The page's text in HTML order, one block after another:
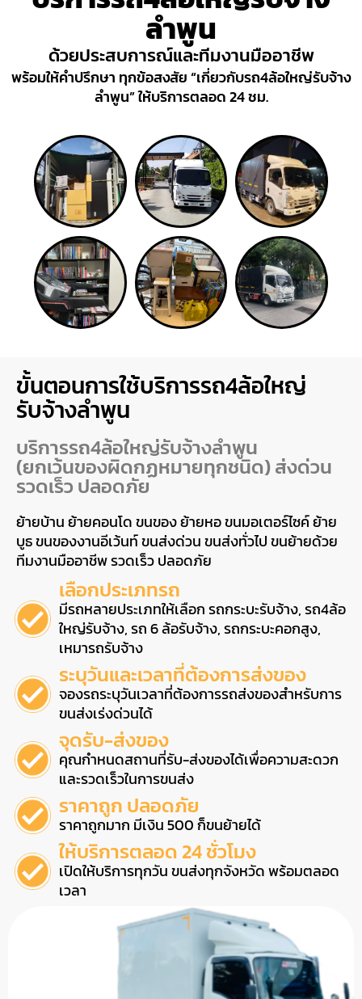
ลำพูน
ด้วยประสบการณ์และทีมงานมืออาชีพ
พร้อมให้คำปรึกษา ทุกข้อสงสัย “เกี่ยวกับรถ4ล้อใหญ่รับจ้าง
ลำพูน” ให้บริการตลอด 24 ชม.
ขั้นตอนการใช้บริการรถ4ล้อใหญ่
รับจ้างลำพูน
บริการรถ4ล้อใหญ่รับจ้างลำพูน
(ยกเว้นของผิดกฏหมายทุกชนิด) ส่งด่วน
รวดเร็ว ปลอดภัย
ย้ายบ้าน ย้ายคอนโด ขนของ ย้ายหอ ขนมอเตอร์ไซค์ ย้าย
บูธ ขนของงานอีเว้นท์ ขนส่งด่วน ขนส่งทั่วไป ขนย้ายด้วย
ทีมงานมืออาชีพ รวดเร็ว ปลอดภัย
เลือกประเภทรถ
มีรถหลายประเภทให้เลือก รถกระบะรับจ้าง, รถ4ล้อ
ใหญ่รับจ้าง, รถ 6 ล้อรับจ้าง, รถกระบะคอกสูง,
เหมารถรับจ้าง
ระบุวันและเวลาที่ต้องการส่งของ
จองรถระบุวันเวลาที่ต้องการรถส่งของสำหรับการ
ขนส่งเร่งด่วนได้
จุดรับ-ส่งของ
คุณกำหนดสถานที่รับ-ส่งของได้เพื่อความสะดวก
และรวดเร็วในการขนส่ง
ราคาถูก ปลอดภัย
ราคาถูกมาก มีเงิน 500 ก็ขนย้ายได้
ให้บริการตลอด 24 ชั่วโมง
เปิดให้บริการทุกวัน ขนส่งทุกจังหวัด พร้อมตลอด
เวลา